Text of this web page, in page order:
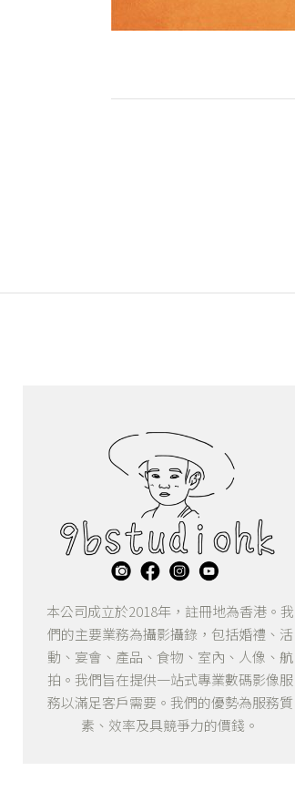
本公司成立於2018年，註冊地為香港。我
們的主要業務為攝影攝錄，包括婚禮、活
動、宴會、產品、食物、室內、人像、航
拍。我們旨在提供一站式專業數碼影像服
務以滿足客戶需要。我們的優勢為服務質
素、效率及具競爭力的價錢。